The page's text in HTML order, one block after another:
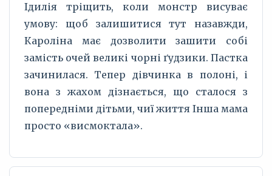
Ідилія тріщить, коли монстр висуває
умову: щоб залишитися тут назавжди,
Кароліна має дозволити зашити собі
замість очей великі чорні ґудзики. Пастка
зачинилася. Тепер дівчинка в полоні, і
вона з жахом дізнається, що сталося з
попередніми дітьми, чиї життя Інша мама
просто «висмоктала».